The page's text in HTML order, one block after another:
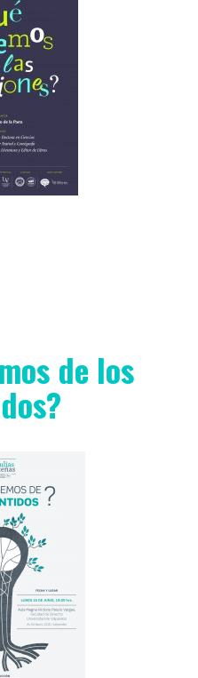
de los